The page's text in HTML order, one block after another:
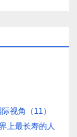
际视角（11）
上最长寿的人